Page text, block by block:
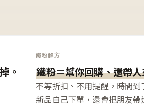
。
鐵粉解方
鐵粉＝幫你回購、還帶
不等折扣、不用提醒，時間
新品自己下單，還會把朋友帶